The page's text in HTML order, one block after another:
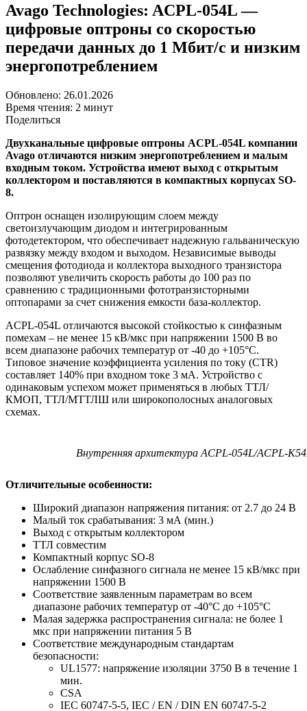
Avago Technologies: ACPL-054L —
цифровые оптроны со скоростью
передачи данных до 1 Мбит/с и низким
энергопотреблением
Обновлено: 26.01.2026
Время чтения: 2 минут
Поделиться
Двухканальные цифровые оптроны ACPL-054L компании
Avago отличаются низким энергопотреблением и малым
входным током. Устройства имеют выход с открытым
коллектором и поставляются в компактных корпусах SO-
8.
Оптрон оснащен изолирующим слоем между
светоизлучающим диодом и интегрированным
фотодетектором, что обеспечивает надежную гальваническую
развязку между входом и выходом. Независимые выводы
смещения фотодиода и коллектора выходного транзистора
позволяют увеличить скорость работы до 100 раз по
сравнению с традиционными фототранзисторными
оптопарами за счет снижения емкости база-коллектор.
ACPL-054L отличаются высокой стойкостью к синфазным
помехам – не менее 15 кВ/мкс при напряжении 1500 В во
всем диапазоне рабочих температур от -40 до +105°C.
Типовое значение коэффициента усиления по току (CTR)
составляет 140% при входном токе 3 мА. Устройство с
одинаковым успехом может применяться в любых ТТЛ/
КМОП, ТТЛ/МТТЛШ или широкополосных аналоговых
схемах.
Внутренняя архитектура ACPL-054L/ACPL-
Отличительные особенности:
Широкий диапазон напряжения питания: от 2.7 до 24 В
Малый ток срабатывания: 3 мА (мин.)
Выход с открытым коллектором
ТТЛ совместим
Компактный корпус SO-8
Ослабление синфазного сигнала не менее 15 кВ/мкс при
напряжении 1500 В
Соответствие заявленным параметрам во всем
диапазоне рабочих температур от -40°C до +105°C
Малая задержка распространения сигнала: не более 1
мкс при напряжении питания 5 В
Соответствие международным стандартам
безопасности:
UL1577: напряжение изоляции 3750 В в течение 1
мин.
CSA
IEC 60747-5-5, IEC / EN / DIN EN 60747-5-2